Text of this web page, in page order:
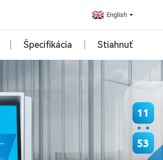
English
Špecifikácia Stiahnuť
11
53